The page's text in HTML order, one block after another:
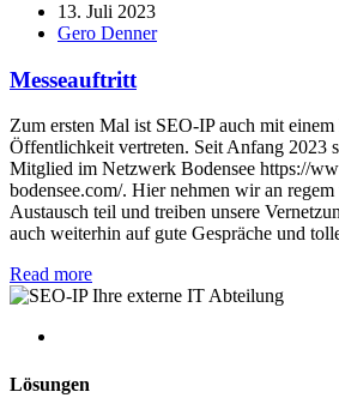
13. Juli 2023
Gero Denner
Messeauftritt
Zum ersten Mal ist SEO-IP auch mit
Öffentlichkeit vertreten. Seit Anfang 2023
Mitglied im Netzwerk Bodensee https://
bodensee.com/. Hier nehmen wir an
Austausch teil und treiben unsere
auch weiterhin auf gute Gespräche und
Read more
Lösungen